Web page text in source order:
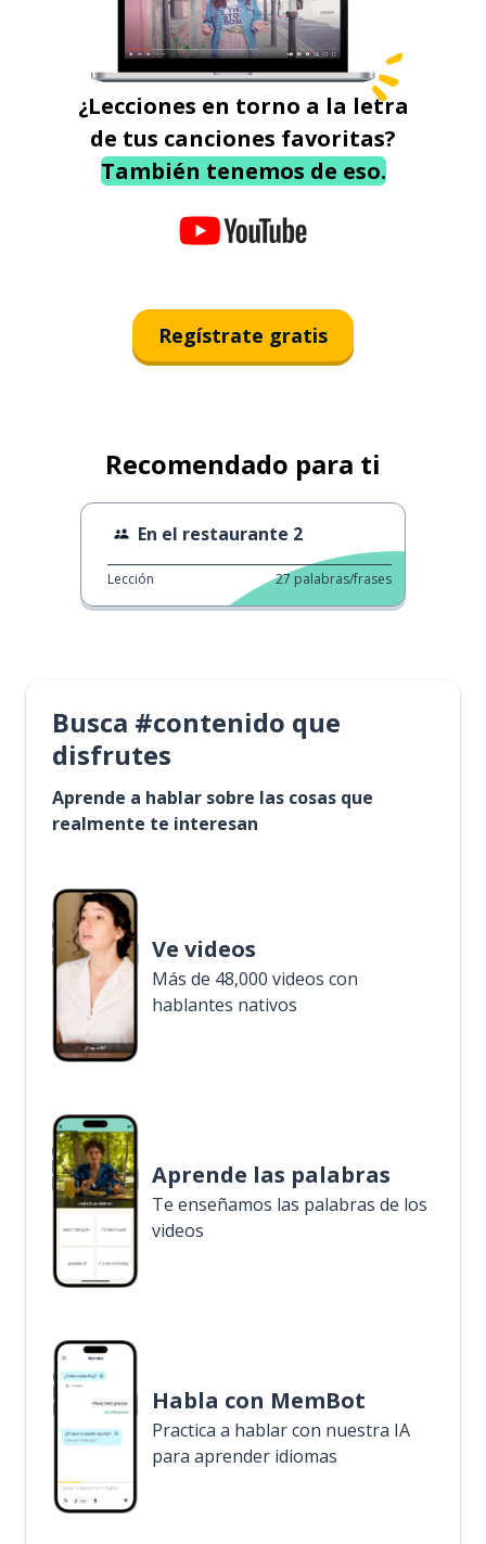
¿Lecciones en torno a la letra
de tus canciones favoritas?
También tenemos de eso.
Regístrate gratis
Recomendado para ti
En el restaurante 2
Lección 27 palabras/frases
Busca #contenido que
disfrutes
Aprende a hablar sobre las cosas que
realmente te interesan
Ve videos
Más de 48,000 videos con
hablantes nativos
Aprende las palabras
Te enseñamos las palabras de los
videos
Habla con MemBot
Practica a hablar con nuestra IA
para aprender idiomas